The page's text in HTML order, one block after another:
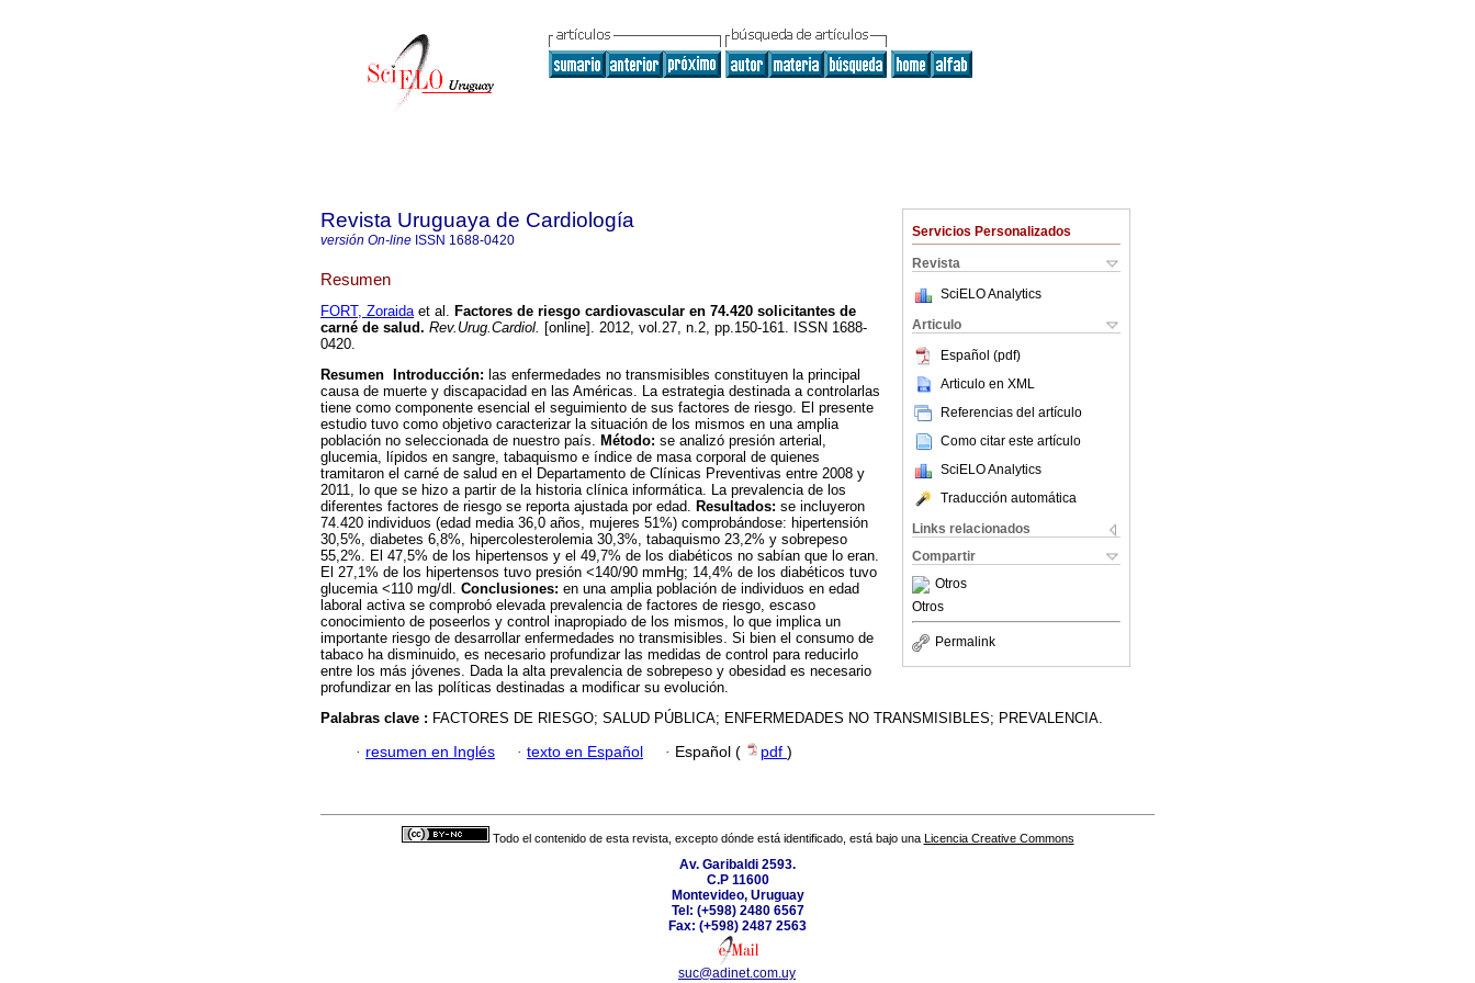
Servicios Personalizados
Revista
SciELO Analytics
Articulo
Español (pdf)
Articulo en XML
Referencias del artículo
Como citar este artículo
SciELO Analytics
Traducción automática
Links relacionados
Compartir
Otros
Otros
Permalink
Revista Uruguaya de Cardiología
versión On-line ISSN 1688-0420
Resumen
FORT, Zoraidaet al. Factores de riesgo cardiovascular en 74.420 solicitantes de
carné de salud. Rev.Urug.Cardiol. [online]. 2012, vol.27, n.2, pp.150-161. ISSN 1688-
0420.
Resumen
Introducción: las enfermedades no transmisibles constituyen la principal
causa de muerte y discapacidad en las Américas. La estrategia destinada a controlarlas
tiene como componente esencial el seguimiento de sus factores de riesgo. El presente
estudio tuvo como objetivo caracterizar la situación de los mismos en una amplia
población no seleccionada de nuestro país. Método: se analizó presión arterial,
glucemia, lípidos en sangre, tabaquismo e índice de masa corporal de quienes
tramitaron el carné de salud en el Departamento de Clínicas Preventivas entre 2008 y
2011, lo que se hizo a partir de la historia clínica informática. La prevalencia de los
diferentes factores de riesgo se reporta ajustada por edad. Resultados: se incluyeron
74.420 individuos (edad media 36,0 años, mujeres 51%) comprobándose: hipertensión
30,5%, diabetes 6,8%, hipercolesterolemia 30,3%, tabaquismo 23,2% y sobrepeso
55,2%. El 47,5% de los hipertensos y el 49,7% de los diabéticos no sabían que lo eran.
El 27,1% de los hipertensos tuvo presión <140/90 mmHg; 14,4% de los diabéticos tuvo
glucemia <110 mg/dl. Conclusiones: en una amplia población de individuos en edad
laboral activa se comprobó elevada prevalencia de factores de riesgo, escaso
conocimiento de poseerlos y control inapropiado de los mismos, lo que implica un
importante riesgo de desarrollar enfermedades no transmisibles. Si bien el consumo de
tabaco ha disminuido, es necesario profundizar las medidas de control para reducirlo
entre los más jóvenes. Dada la alta prevalencia de sobrepeso y obesidad es necesario
profundizar en las políticas destinadas a modificar su evolución.
Palabras clave : FACTORES DE RIESGO; SALUD PÚBLICA; ENFERMEDADES NO TRANSMISIBLES; PREVALENCIA.
· resumen en Inglés · texto en Español · Español ( pdf )
Todo el contenido de esta revista, excepto dónde está identificado, está bajo una Licencia Creative Commons
Av. Garibaldi 2593.
C.P 11600
Montevideo, Uruguay
Tel: (+598) 2480 6567
Fax: (+598) 2487 2563
suc@adinet.com.uy